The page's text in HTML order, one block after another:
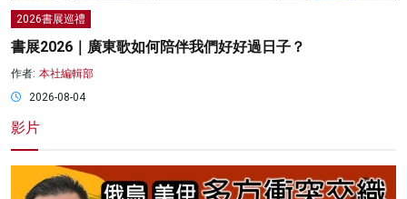
2026書展巡禮
書展2026｜廣東歌如何陪伴我們好好過日子？
作者: 本社編輯部
2026-08-04
影片